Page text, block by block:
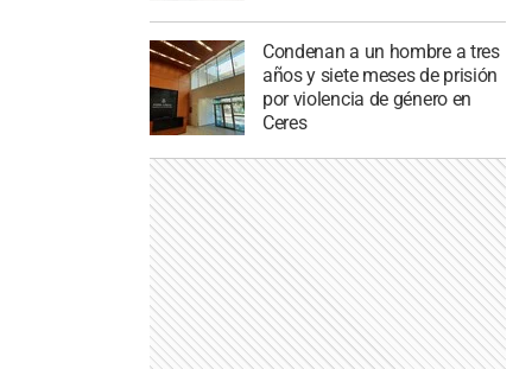
Condenan a un hombre a tres
años y siete meses de prisión
por violencia de género en
Ceres